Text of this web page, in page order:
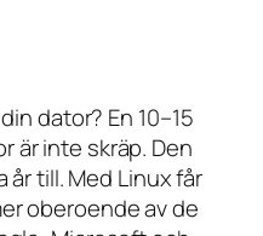
dator? En 10–15
är inte skräp. Den
år till. Med Linux får
oberoende av de